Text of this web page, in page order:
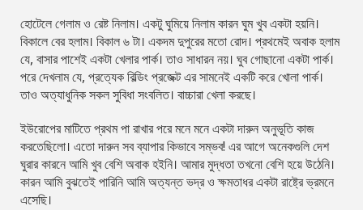
হোটেলে গেলাম ও রেষ্ট নিলাম। একটু ঘুমিয়ে নিলাম কারন ঘুম খুব একটা হয়নি।
বিকালে বের হলাম। বিকাল ৬ টা। একদম দুপুরের মতো রোদ। প্রথমেই অবাক হলাম
যে, বাসার পাশেই একটা খেলার পার্ক। তাও সাধারন নয়। ঘুব গোছানো একটা পার্ক।
পরে দেখলাম যে, প্রত্যেক বিল্ডিং প্রজেক্ট এর সামনেই একটি করে খোলা পার্ক।
তাও অত্যাধুনিক সকল সুবিধা সংবলিত। বাচ্চারা খেলা করছে।
ইউরোপের মাটিতে প্রথম পা রাখার পরে মনে মনে একটা দারুন অনুভূতি কাজ
করতেছিলো। এতো দারুন সব ব্যাপার কিভাবে সম্ভব! এর আগে অনেকগুলি দেশ
ঘুরার কারনে আমি খুব বেশি অবাক হইনি। আমার মুদ্ধতা তখনো বেশি হয়ে উঠেনি।
কারন আমি বুঝতেই পারিনি আমি অত্যন্ত ভদ্র ও ক্ষমতাধর একটা রাষ্ট্রে ভ্রমনে
এসেছি।